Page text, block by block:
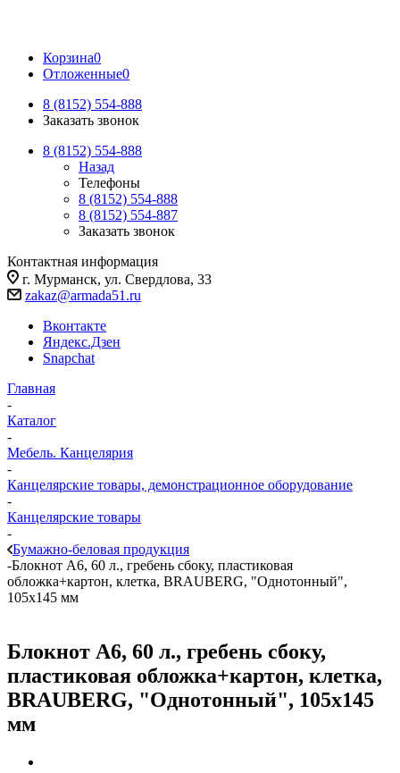
Корзина0
Отложенные0
8 (8152) 554-888
Заказать звонок
8 (8152) 554-888
Назад
Телефоны
8 (8152) 554-888
8 (8152) 554-887
Заказать звонок
Контактная информация
г. Мурманск, ул. Свердлова, 33
zakaz@armada51.ru
Вконтакте
Яндекс.Дзен
Snapchat
Главная
-
Каталог
-
Мебель. Канцелярия
-
Канцелярские товары, демонстрационное оборудование
-
Канцелярские товары
-
Бумажно-беловая продукция
-Блокнот А6, 60 л., гребень сбоку, пластиковая
обложка+картон, клетка, BRAUBERG, "Однотонный",
105x145 мм
Блокнот А6, 60 л., гребень сбоку,
пластиковая обложка+картон, клетка,
BRAUBERG, "Однотонный", 105x145
мм